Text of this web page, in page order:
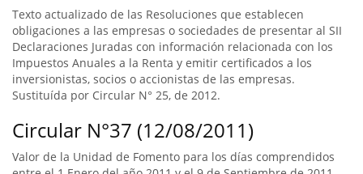
Texto actualizado de las Resoluciones que establecen
obligaciones a las empresas o sociedades de presentar al SII
Declaraciones Juradas con información relacionada con los
Impuestos Anuales a la Renta y emitir certificados a los
inversionistas, socios o accionistas de las empresas.
Sustituída por Circular N° 25, de 2012.
Circular N°37 (12/08/2011)
Valor de la Unidad de Fomento para los días comprendidos